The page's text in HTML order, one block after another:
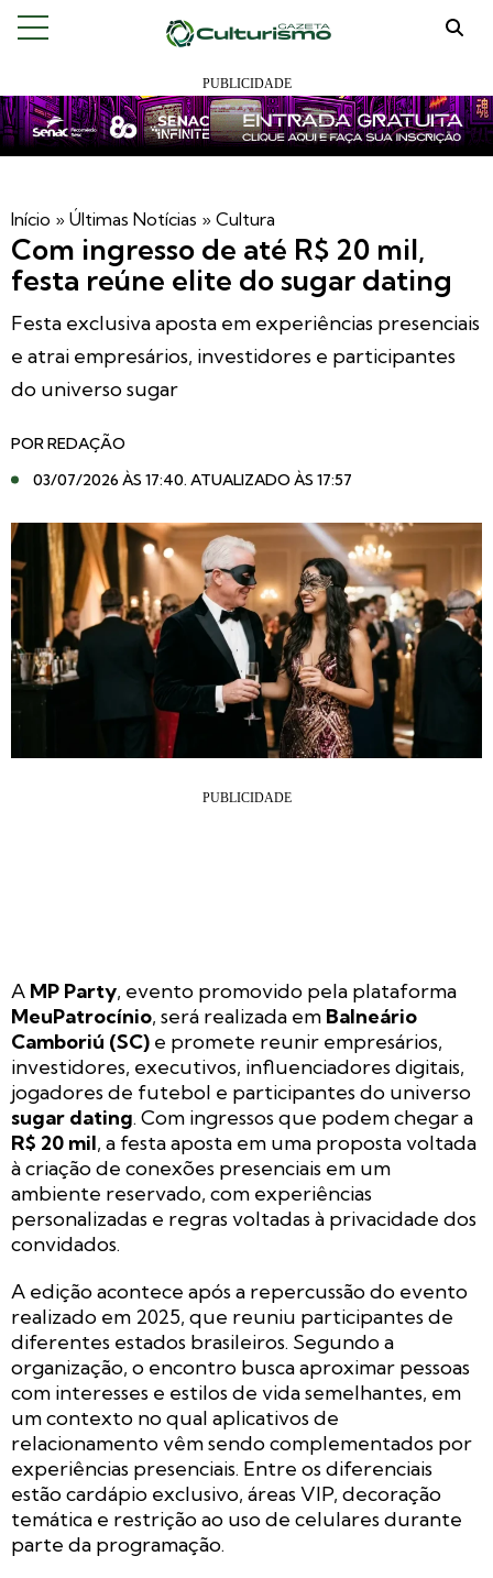
Início » Últimas Notícias » Cultura
Com ingresso de até R$ 20 mil,
festa reúne elite do sugar dating
Festa exclusiva aposta em experiências presenciais
e atrai empresários, investidores e participantes
do universo sugar
PORREDAÇÃO
03/07/2026 ÀS 17:40. ATUALIZADO ÀS 17:57
A MP Party, evento promovido pela plataforma
MeuPatrocínio, será realizada em Balneário
Camboriú (SC) e promete reunir empresários,
investidores, executivos, influenciadores digitais,
jogadores de futebol e participantes do universo
sugar dating. Com ingressos que podem chegar a
R$ 20 mil, a festa aposta em uma proposta voltada
à criação de conexões presenciais em um
ambiente reservado, com experiências
personalizadas e regras voltadas à privacidade dos
convidados.
A edição acontece após a repercussão do evento
realizado em 2025, que reuniu participantes de
diferentes estados brasileiros. Segundo a
organização, o encontro busca aproximar pessoas
com interesses e estilos de vida semelhantes, em
um contexto no qual aplicativos de
relacionamento vêm sendo complementados por
experiências presenciais. Entre os diferenciais
estão cardápio exclusivo, áreas VIP, decoração
temática e restrição ao uso de celulares durante
parte da programação.